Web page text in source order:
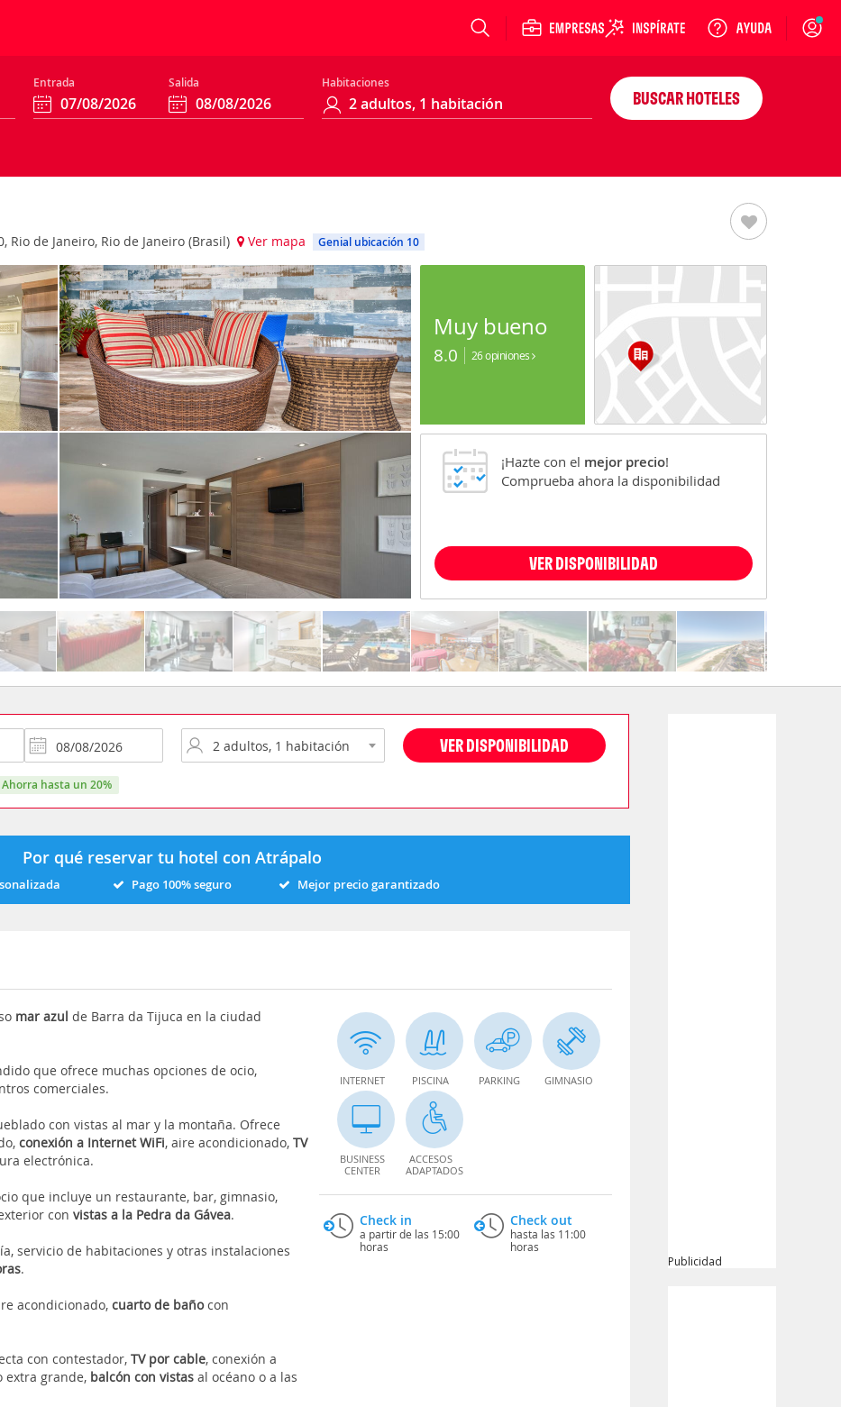
Login
Entrada Salida Habitaciones
BUSCAR HOTELES
Rio de Janeiro, Rio de Janeiro (Brasil) Ver mapa Genial ubicación 10
Muy bueno
8.0 26 opiniones
¡Hazte con el mejor precio!
Comprueba ahora la disponibilidad
VER DISPONIBILIDAD
VER DISPONIBILIDAD
ahorra hasta un 20%
Por qué reservar tu hotel con Atrápalo
Pago 100% seguro Mejor precio garantizado
mar azul de Barra da Tijuca en la ciudad
que ofrece muchas opciones de ocio,
comerciales.
con vistas al mar y la montaña. Ofrece
conexión a Internet WiFi, aire acondicionado,TV
electrónica.
que incluye un restaurante, bar, gimnasio,
convistas a la Pedra da Gávea.
servicio de habitaciones y otras instalaciones
.
acondicionado,cuarto de bañocon
con contestador,TV por cable, conexión a
extra grande, balcón con vistas al océano o a las
INTERNET PISCINA PARKING GIMNASIO
BUSINESS
CENTER
ACCESOS
ADAPTADOS
Check in
a partir de las 15:00
horas
Check out
hasta las 11:00
horas
Publicidad